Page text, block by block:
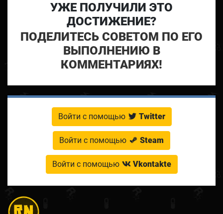
УЖЕ ПОЛУЧИЛИ ЭТО
ДОСТИЖЕНИЕ?
ПОДЕЛИТЕСЬ СОВЕТОМ ПО ЕГО
ВЫПОЛНЕНИЮ В
КОММЕНТАРИЯХ!
Войти с помощью Twitter
Войти с помощью Steam
Войти с помощью Vkontakte